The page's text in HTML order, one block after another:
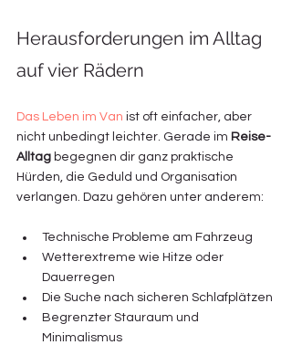
Herausforderungen im Alltag
auf vier Rädern
Das Leben im Van ist oft einfacher, aber
nicht unbedingt leichter. Gerade im Reise-
Alltag begegnen dir ganz praktische
Hürden, die Geduld und Organisation
verlangen. Dazu gehören unter anderem:
Technische Probleme am Fahrzeug
Wetterextreme wie Hitze oder
Dauerregen
Die Suche nach sicheren Schlafplätzen
Begrenzter Stauraum und
Minimalismus